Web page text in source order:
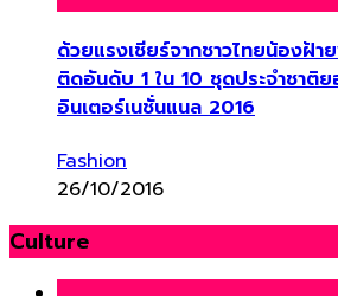
ด้วยแรงเชียร์จากชาวไทยน้องฝ้า
ติดอันดับ 1 ใน 10 ชุดประจำชาติ
อินเตอร์เนชั่นแนล 2016
Fashion
26/10/2016
Culture